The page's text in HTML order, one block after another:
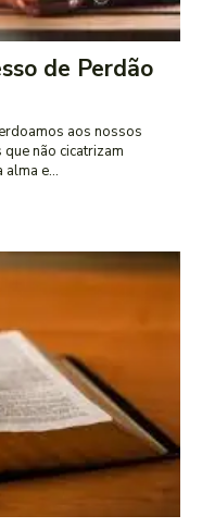
de Perdão
aos nossos
alma e...